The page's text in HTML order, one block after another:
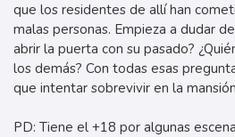
que los residentes de allí han
malas personas. Empieza a dudar
abrir la puerta con su pasado?
los demás? Con todas esas
que intentar sobrevivir en la
PD: Tiene el +18 por algunas